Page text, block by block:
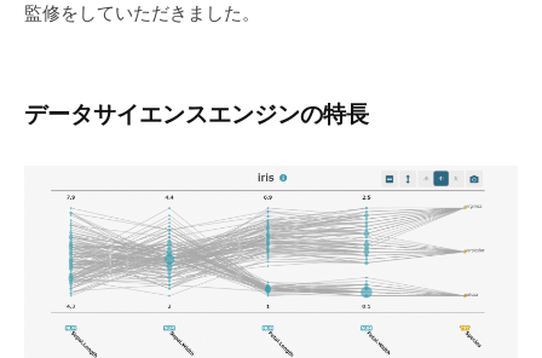
監修をしていただきました。
データサイエンスエンジンの特長